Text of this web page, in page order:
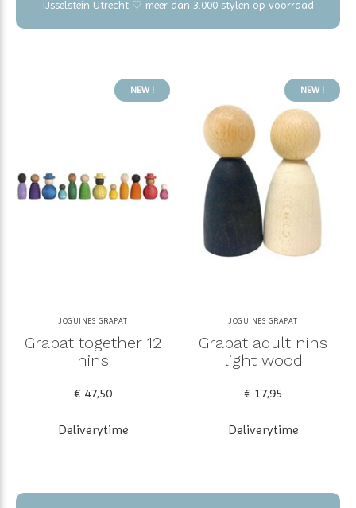
IJsselstein Utrecht ♡ meer dan 3.000 stylen op voorraad
NEW !
JOGUINES GRAPAT
Grapat together 12
nins
€ 47,50
Deliverytime
NEW !
JOGUINES GRAPAT
Grapat adult nins
light wood
€ 17,95
Deliverytime